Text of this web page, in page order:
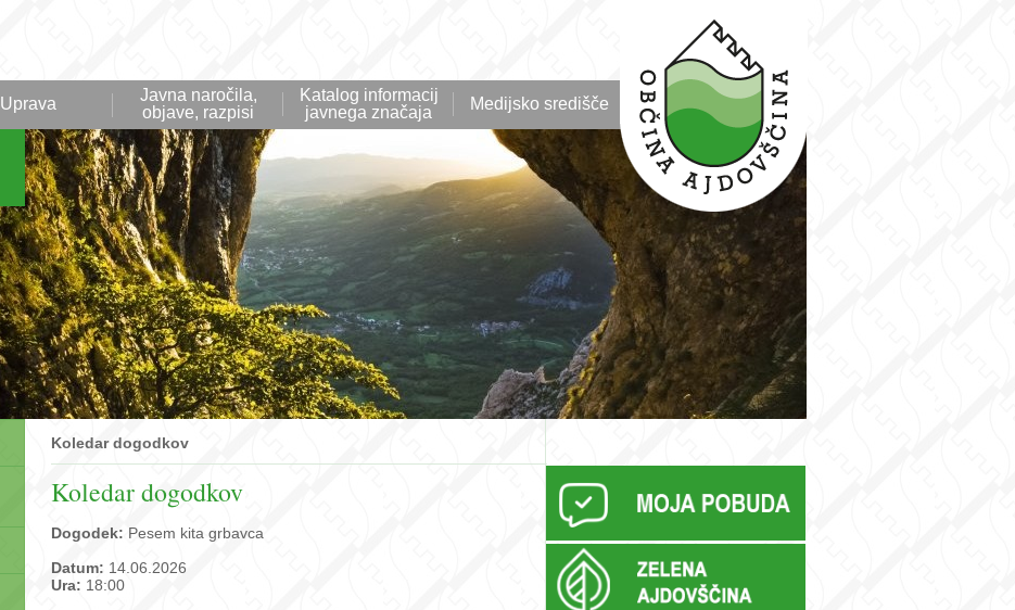
Uprava
Javna naročila,
objave, razpisi
Katalog informacij
javnega značaja
Medijsko središče
Koledar dogodkov
Koledar dogodkov
Dogodek: Pesem kita grbavca
Datum: 14.06.2026
Ura: 18:00